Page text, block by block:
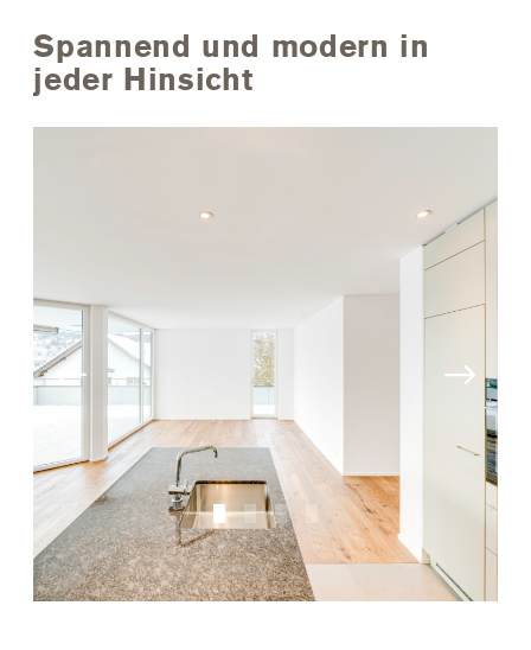
Spannend und modern in
jeder Hinsicht